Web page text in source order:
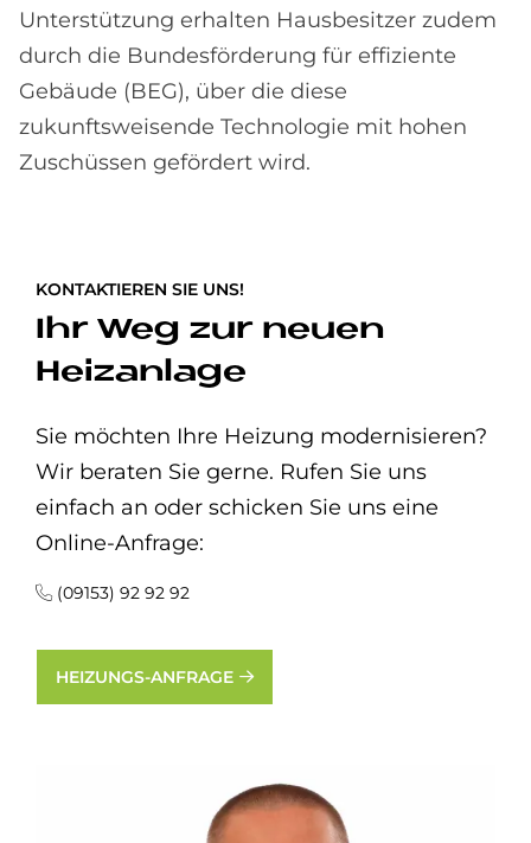
Unterstützung erhalten Hausbesitzer zudem
durch die Bundesförderung für effiziente
Gebäude (BEG), über die diese
zukunftsweisende Technologie mit hohen
Zuschüssen gefördert wird.
KONTAKTIEREN SIE UNS!
Ihr Weg zur neuen
Heizanlage
Sie möchten Ihre Heizung modernisieren?
Wir beraten Sie gerne. Rufen Sie uns
einfach an oder schicken Sie uns eine
Online-Anfrage:
(09153) 92 92 92
HEIZUNGS-ANFRAGE